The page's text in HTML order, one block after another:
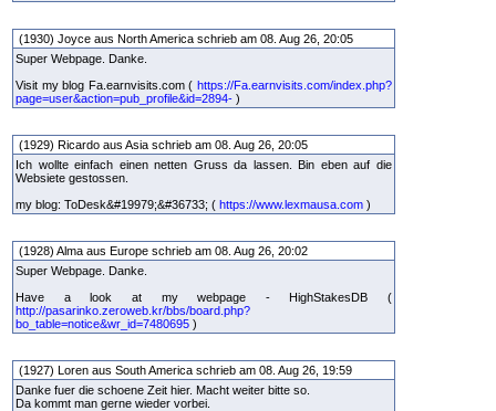
(1930) Joyce aus North America schrieb am 08. Aug 26, 20:05
Super Webpage. Danke.
Visit my blog Fa.earnvisits.com ( https://Fa.earnvisits.com/index.php?
page=user&action=pub_profile&id=2894- )
(1929) Ricardo aus Asia schrieb am 08. Aug 26, 20:05
Ich wollte einfach einen netten Gruss da lassen. Bin eben auf die
Websiete gestossen.
my blog: ToDesk&#19979;&#36733; ( https://www.lexmausa.com )
(1928) Alma aus Europe schrieb am 08. Aug 26, 20:02
Super Webpage. Danke.
Have a look at my webpage - HighStakesDB (
http://pasarinko.zeroweb.kr/bbs/board.php?
bo_table=notice&wr_id=7480695 )
(1927) Loren aus South America schrieb am 08. Aug 26, 19:59
Danke fuer die schoene Zeit hier. Macht weiter bitte so.
Da kommt man gerne wieder vorbei.